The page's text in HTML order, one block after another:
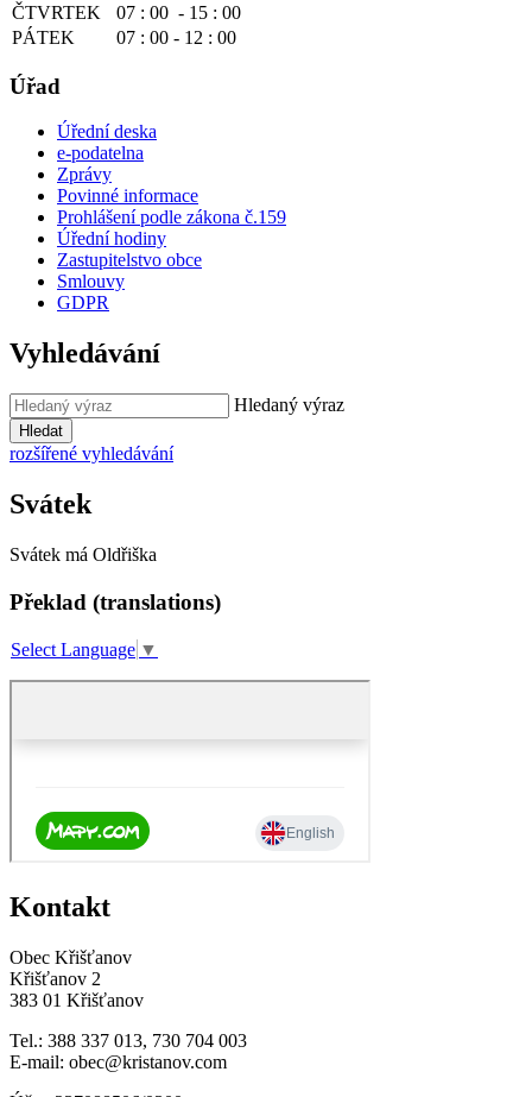
ČTVRTEK
07 : 00 - 15 : 00
PÁTEK
07 : 00 - 12 : 00
Úřad
Úřední deska
e-podatelna
Zprávy
Povinné informace
Prohlášení podle zákona č.159
Úřední hodiny
Zastupitelstvo obce
Smlouvy
GDPR
Vyhledávání
Hledaný výraz
Hledat
rozšířené vyhledávání
Svátek
Svátek má Oldřiška
Překlad (translations)
Select Language ▼
Kontakt
Obec Křišťanov
Křišťanov 2
383 01 Křišťanov
Tel.: 388 337 013, 730 704 003
E-mail: obec@kristanov.com